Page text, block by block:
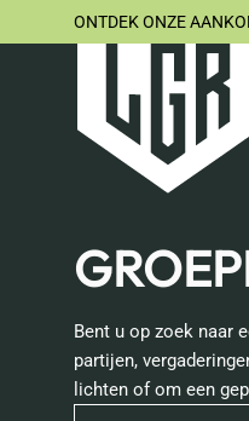
ONTDEK ONZE
Bent u op zoek naar
partijen,
lichten of om een